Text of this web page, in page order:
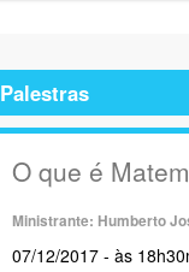
Palestras
O que é
Ministrante: Humberto
07/12/2017 - às